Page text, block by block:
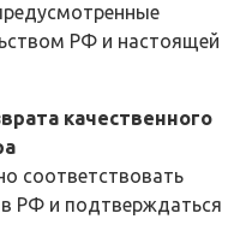
РФ и настоящей
качественного
соответствовать
РФ и подтверждаться